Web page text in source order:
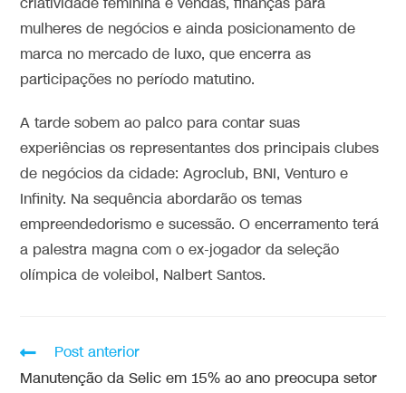
mulheres de negócios e ainda posicionamento de
marca no mercado de luxo, que encerra as
participações no período matutino.
A tarde sobem ao palco para contar suas
experiências os representantes dos principais clubes
de negócios da cidade: Agroclub, BNI, Venturo e
Infinity. Na sequência abordarão os temas
empreendedorismo e sucessão. O encerramento terá
a palestra magna com o ex-jogador da seleção
olímpica de voleibol, Nalbert Santos.
Post anterior
Manutenção da Selic em 15% ao ano preocupa setor